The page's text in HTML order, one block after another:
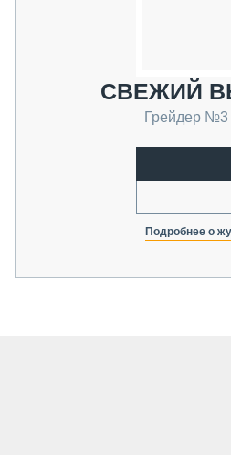
СВЕЖИЙ
Грейдер №3
Подробнее о